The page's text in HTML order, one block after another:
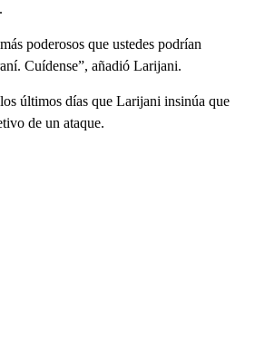
poderosos que ustedes podrían
Cuídense”, añadió Larijani.
últimos días que Larijani insinúa que
de un ataque.